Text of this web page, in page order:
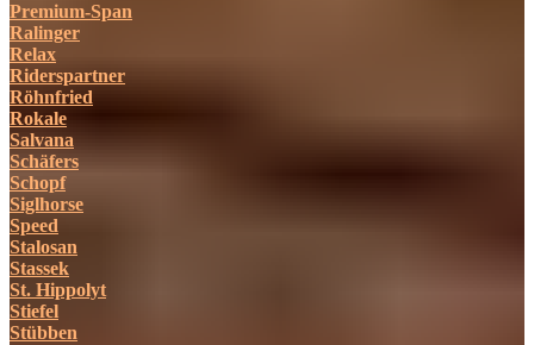
Premium-Span
Ralinger
Relax
Riderspartner
Röhnfried
Rokale
Salvana
Schäfers
Schopf
Siglhorse
Speed
Stalosan
Stassek
St. Hippolyt
Stiefel
Stübben